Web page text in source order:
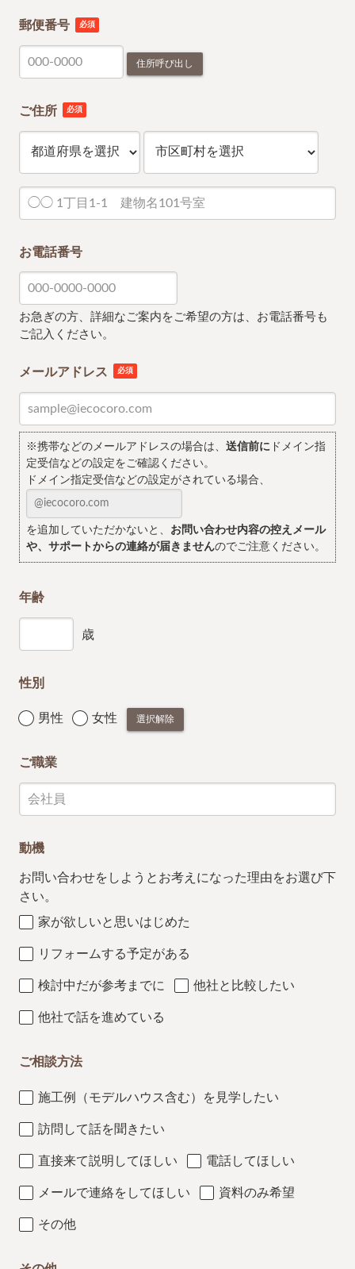
郵便番号 必須
住所呼び出し
ご住所 必須
お電話番号
お急ぎの方、詳細なご案内をご希望の方は、お電話番号も
ご記入ください。
メールアドレス 必須
※携帯などのメールアドレスの場合は、送信前に ドメイン指
定受信などの設定をご確認ください。
ドメイン指定受信などの設定がされている場合、
を追加していただかないと、 お問い合わせ内容の控えメール
や、サポートからの連絡が届きませんのでご注意ください。
年齢
歳
性別
男性 女性 選択解除
ご職業
動機
お問い合わせをしようとお考えになった理由をお選び下
さい。
家が欲しいと思いはじめた
リフォームする予定がある
検討中だが参考までに 他社と比較したい
他社で話を進めている
ご相談方法
施工例（モデルハウス含む）を見学したい
訪問して話を聞きたい
直接来て説明してほしい 電話してほしい
メールで連絡をしてほしい 資料のみ希望
その他